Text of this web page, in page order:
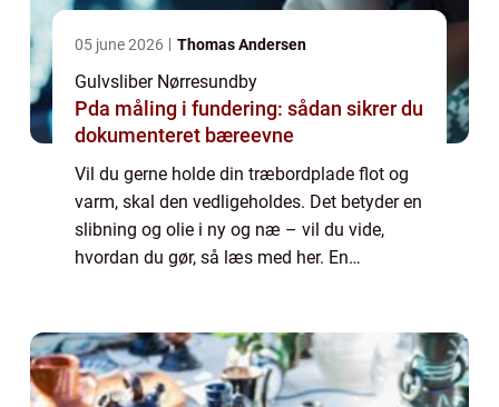
05 june 2026 Thomas Andersen
Gulvsliber Nørresundby
Pda måling i fundering: sådan sikrer du
dokumenteret bæreevne
Vil du gerne holde din træbordplade flot og
varm, skal den vedligeholdes. Det betyder en
slibning og olie i ny og næ – vil du vide,
hvordan du gør, så læs med her. En